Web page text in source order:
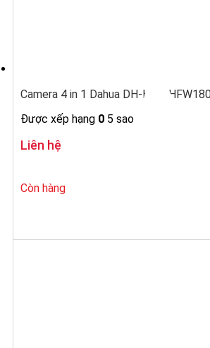
Camera 4 in 1 Dahua DH-HAC-
Được xếp hạng 0 5 sao
Liên hệ
Còn hàng